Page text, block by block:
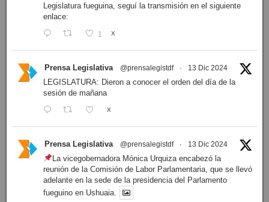
Legislatura fueguina, seguí la transmisión en el siguiente
enlace:
1 X
Prensa Legislativa @prensalegistdf · 13 Dic 2024
LEGISLATURA: Dieron a conocer el orden del día de la
sesión de mañana
X
Prensa Legislativa @prensalegistdf · 13 Dic 2024
La vicegobernadora Mónica Urquiza encabezó la
reunión de la Comisión de Labor Parlamentaria, que se llevó
adelante en la sede de la presidencia del Parlamento
fueguino en Ushuaia.